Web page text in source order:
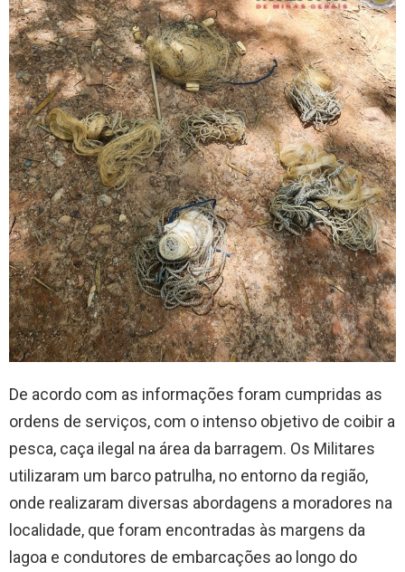
De acordo com as informações foram cumpridas as
ordens de serviços, com o intenso objetivo de coibir a
pesca, caça ilegal na área da barragem. Os Militares
utilizaram um barco patrulha, no entorno da região,
onde realizaram diversas abordagens a moradores na
localidade, que foram encontradas às margens da
lagoa e condutores de embarcações ao longo do